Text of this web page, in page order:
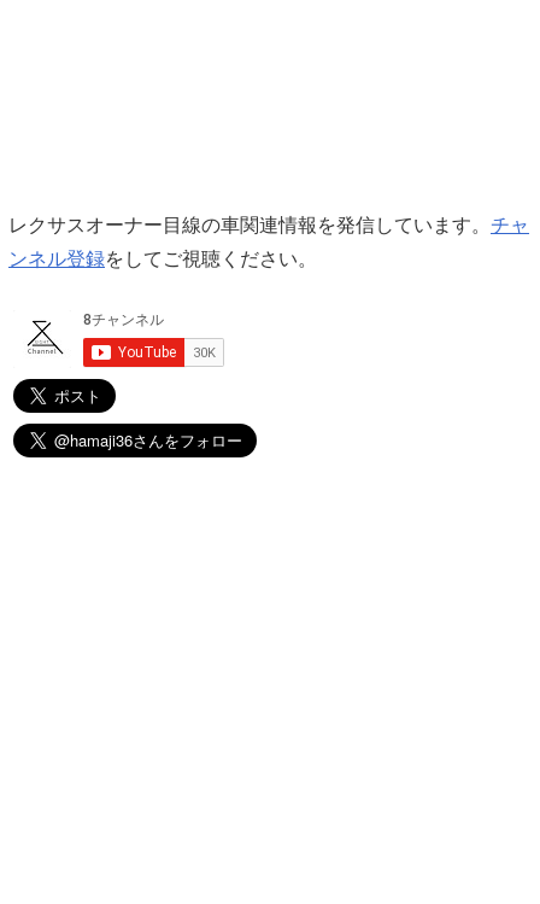
レクサスオーナー目線の車関連情報を発信しています。 チャ
ンネル登録をしてご視聴ください。